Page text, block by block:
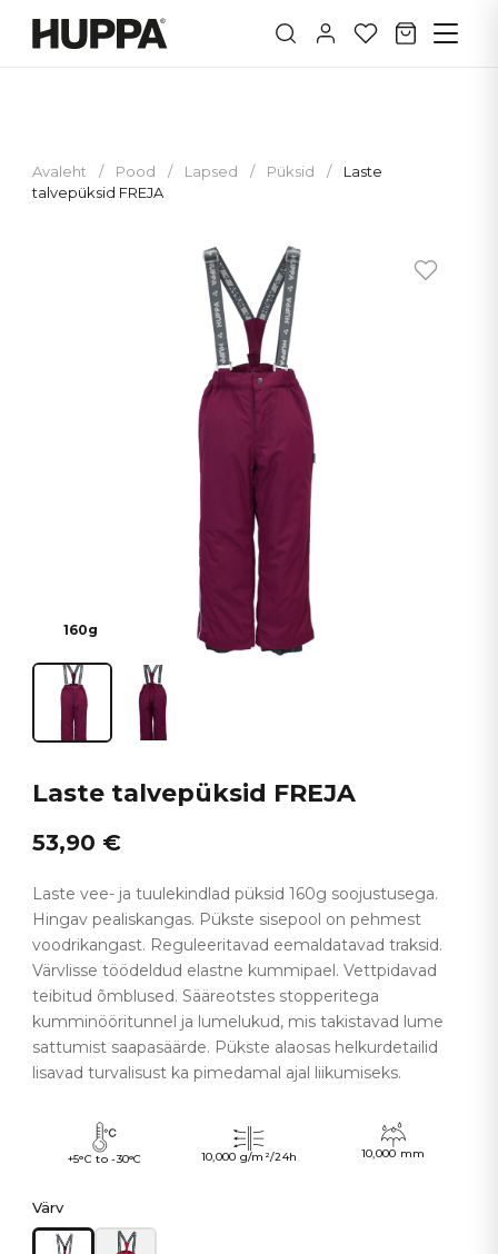
Avaleht / Pood / Lapsed / Püksid /
Laste
talvepüksid FREJA
160g
Laste talvepüksid FREJA
53,90 €
Laste vee- ja tuulekindlad püksid 160g soojustusega.
Hingav pealiskangas. Pükste sisepool on pehmest
voodrikangast. Reguleeritavad eemaldatavad traksid.
Värvlisse töödeldud elastne kummipael. Vettpidavad
teibitud õmblused. Sääreotstes stopperitega
kumminööritunnel ja lumelukud, mis takistavad lume
sattumist saapasäärde. Pükste alaosas helkurdetailid
lisavad turvalisust ka pimedamal ajal liikumiseks.
+5°C to -30°C 10,000 g/m²/24h 10,000 mm
Värv